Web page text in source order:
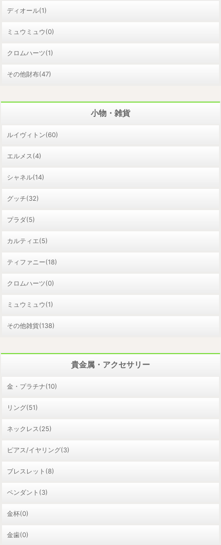
ディオール(1)
ミュウミュウ(0)
クロムハーツ(1)
その他財布(47)
小物・雑貨
ルイヴィトン(60)
エルメス(4)
シャネル(14)
グッチ(32)
プラダ(5)
カルティエ(5)
ティファニー(18)
クロムハーツ(0)
ミュウミュウ(1)
その他雑貨(138)
貴金属・アクセサリー
金・プラチナ(10)
リング(51)
ネックレス(25)
ピアス/イヤリング(3)
ブレスレット(8)
ペンダント(3)
金杯(0)
金歯(0)